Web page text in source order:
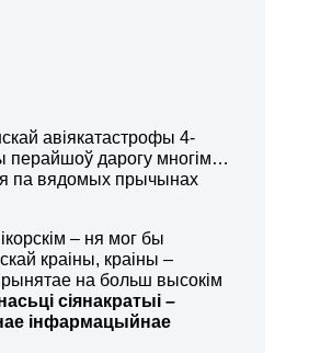
авіякатастрофы 4-
перайшоў дарогу многім…
па вядомых прычынах
– ня мог бы
краіны, краіны –
на больш высокім
сіянакратыі –
інфармацыйнае